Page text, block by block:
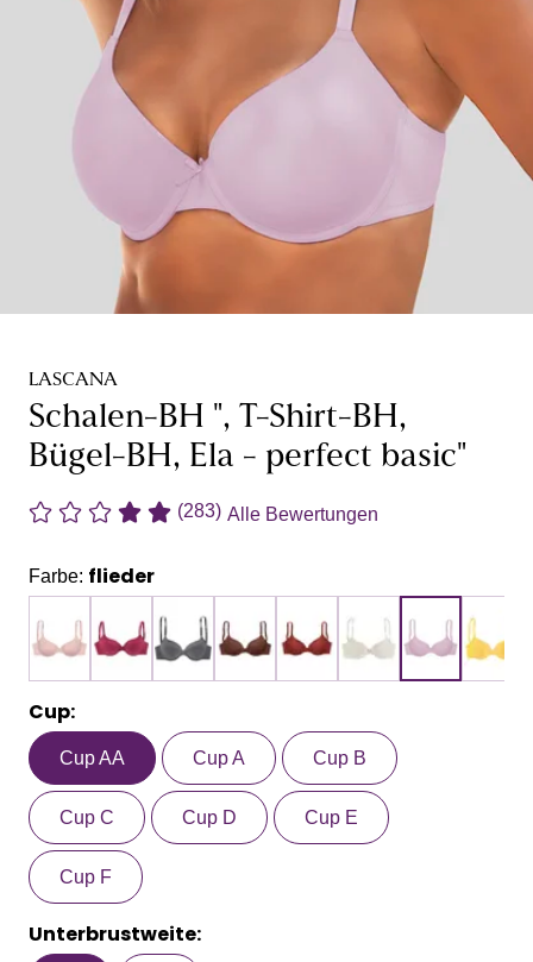
LASCANA
Schalen-BH ", T-Shirt-BH,
Bügel-BH, Ela - perfect basic"
(283) Alle Bewertungen
Farbe: flieder
Cup:
Cup AA Cup A Cup B
Cup C Cup D Cup E
Cup F
Unterbrustweite: